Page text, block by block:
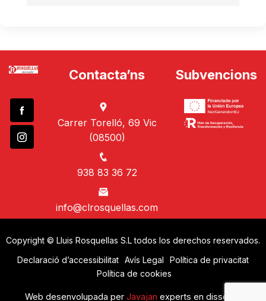
Contacta’ns
Carrer Torelló, 69 Vic
(08500)
938 83 36 72
info@clrosquellas.com
Subvencions
Copyright © Lluis Rosquellas S.L todos los derechos reservados.
Declaració d’accessibilitat Avís Legal
Política de privacitat
Política de cookies
Web desenvolupada perJavajan experts en disseny i